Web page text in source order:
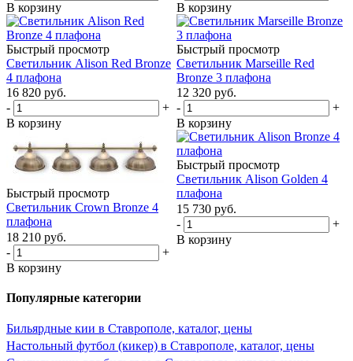
В корзину
В корзину
Быстрый просмотр
Светильник Alison Red Bronze
4 плафона
16 820 руб.
-
+
В корзину
Быстрый просмотр
Светильник Marseille Red
Bronze 3 плафона
12 320 руб.
-
+
В корзину
Быстрый просмотр
Светильник Crown Bronze 4
плафона
18 210 руб.
-
+
В корзину
Быстрый просмотр
Светильник Alison Golden 4
плафона
15 730 руб.
-
+
В корзину
Популярные категории
Бильярдные кии в Ставрополе, каталог, цены
Настольный футбол (кикер) в Ставрополе, каталог, цены